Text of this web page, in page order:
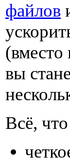
файлов
(вместо
вы
Всё,